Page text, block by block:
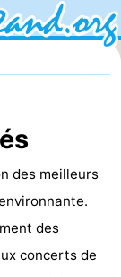
des meilleurs
des
concerts de